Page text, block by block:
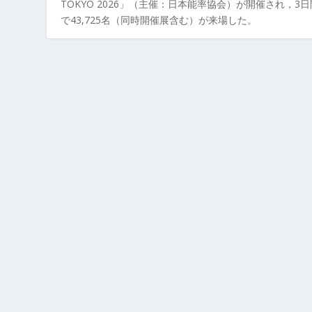
TOKYO 2026」（主催：日本能率協会）が開催され，3
で43,725名（同時開催展含む）が来場した。